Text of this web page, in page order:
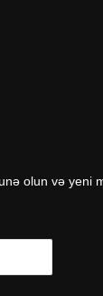
olun və yeni